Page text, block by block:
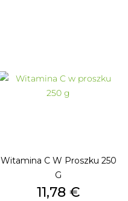
Witamina C W Proszku 250
G
Cena
11,78 €